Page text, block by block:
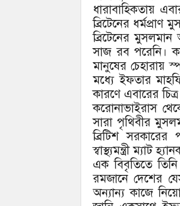
ধারাবাহিকতায়
ব্রিটেনের ধর্মপ্রাণ
ব্রিটেনের
সাজ রব পরেনি।
মানুষের চেহারায়
মধ্যে ইফতার
কারণে এবারের চিত্র
করোনাভাইরাস
সারা পৃথিবীর
ব্রিটিশ
স্বাস্থ্যমন্ত্রী ম্যাট
এক বিবৃতিতে
রমজানে দেশের
অন্যান্য কাজে